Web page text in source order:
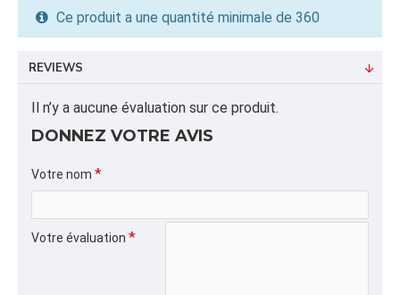
Quantité par palette: 12600.00
ALPHA
,PANIER,FRAISE,
Coffres à Fraises Format Pinte,Liquidation et
Promotions
Ce produit a une quantité minimale de 360
REVIEWS
Il n’y a aucune évaluation sur ce produit.
DONNEZ VOTRE AVIS
Votre nom
Votre évaluation